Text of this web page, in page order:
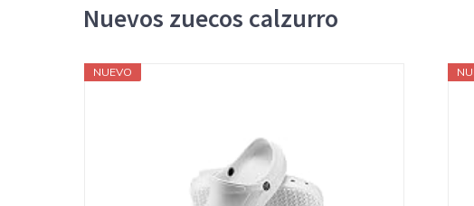
Nuevos zuecos calzurro
NUEVO